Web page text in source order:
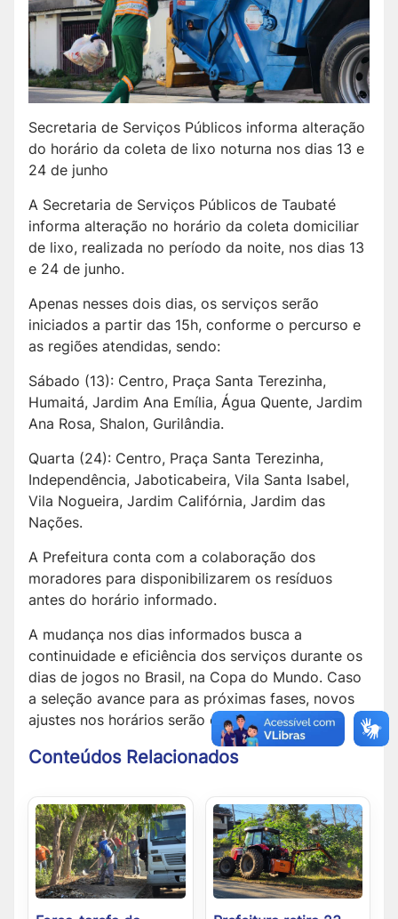
Secretaria de Serviços Públicos informa alteração
do horário da coleta de lixo noturna nos dias 13 e
24 de junho
A Secretaria de Serviços Públicos de Taubaté
informa alteração no horário da coleta domiciliar
de lixo, realizada no período da noite, nos dias 13
e 24 de junho.
Apenas nesses dois dias, os serviços serão
iniciados a partir das 15h, conforme o percurso e
as regiões atendidas, sendo:
Sábado (13): Centro, Praça Santa Terezinha,
Humaitá, Jardim Ana Emília, Água Quente, Jardim
Ana Rosa, Shalon, Gurilândia.
Quarta (24): Centro, Praça Santa Terezinha,
Independência, Jaboticabeira, Vila Santa Isabel,
Vila Nogueira, Jardim Califórnia, Jardim das
Nações.
A Prefeitura conta com a colaboração dos
moradores para disponibilizarem os resíduos
antes do horário informado.
A mudança nos dias informados busca a
continuidade e eficiência dos serviços durante os
dias de jogos no Brasil, na Copa do Mundo. Caso
a seleção avance para as próximas fases, novos
ajustes nos horários serão comunicados.
Conteúdos Relacionados